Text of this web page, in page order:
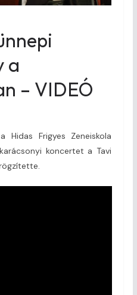
a
– VIDEÓ
Frigyes Zeneiskola
koncertet a Tavi